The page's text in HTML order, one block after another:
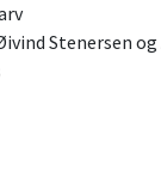
Stenersen og